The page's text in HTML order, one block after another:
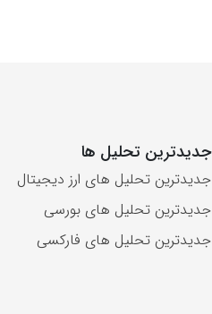
جدیدترین تحلیل ها
جدیدترین تحلیل های ارز دیجیتال
جدیدترین تحلیل های بورسی
جدیدترین تحلیل های فارکسی